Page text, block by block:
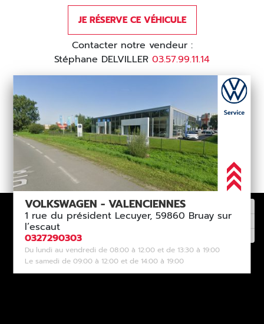
JE RÉSERVE CE VÉHICULE
Contacter notre vendeur :
Stéphane DELVILLER 03.57.99.11.14
VOLKSWAGEN - VALENCIENNES
1 rue du président Lecuyer, 59860 Bruay sur
l’escaut
0327290303
Du lundi au vendredi de 08:00 à 12:00 et de 13:30 à 19:00
Le samedi de 09:00 à 12:00 et de 14:00 à 19:00